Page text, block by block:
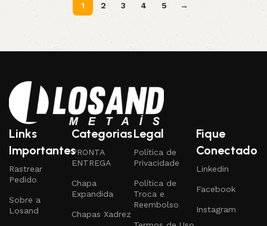
1 2 3 4 5 →
Read More
Links
Importantes
Rastrear
Pedido
Sobre a
Losand
Categorias
PRONTA
ENTREGA
Chapa
Expandida
Chapas Xadrez
Legal
Política de
Privacidade
Política de
Troca e
Reembolso
Fique
Conectado
Linkedin
Facebook
Instagram